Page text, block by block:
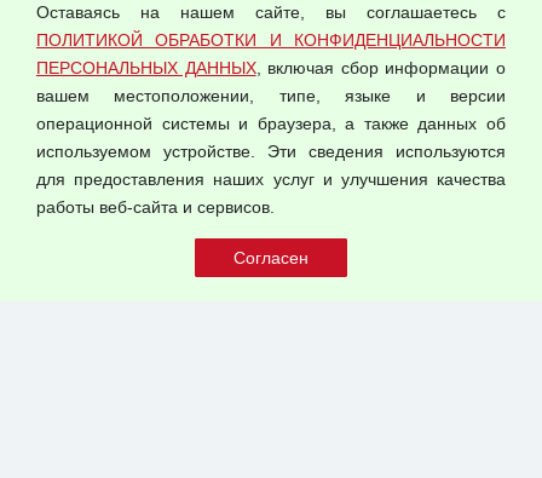
© 2026 ООО "Феникс"
Согласием на обработку персональных данных
Оферта оптовой купли-продажи
Публичная оферта
Оставаясь на нашем сайте, вы соглашаетесь с
ПОЛИТИКОЙ ОБРАБОТКИ И КОНФИДЕНЦИАЛЬНОСТИ
ПЕРСОНАЛЬНЫХ ДАННЫХ, включая сбор информации о
вашем местоположении, типе, языке и версии
операционной системы и браузера, а также данных об
используемом устройстве. Эти сведения используются
для предоставления наших услуг и улучшения качества
работы веб-сайта и сервисов.